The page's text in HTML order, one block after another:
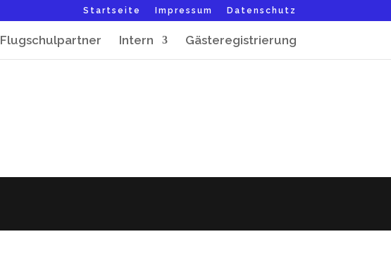
Startseite Impressum Datenschutz
Flugschulpartner Intern Gästeregistrierung